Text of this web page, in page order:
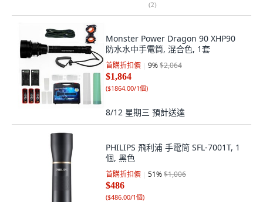
(2)
Monster Power Dragon 90 XHP90
防水水中手電筒, 混合色, 1套
首購折扣價 9%$2,064
$1,864
($1864.00/1個)
8/12 星期三 預計送達
PHILIPS 飛利浦 手電筒 SFL-7001T, 1
個, 黑色
首購折扣價 51%$1,006
$486
($486.00/1個)